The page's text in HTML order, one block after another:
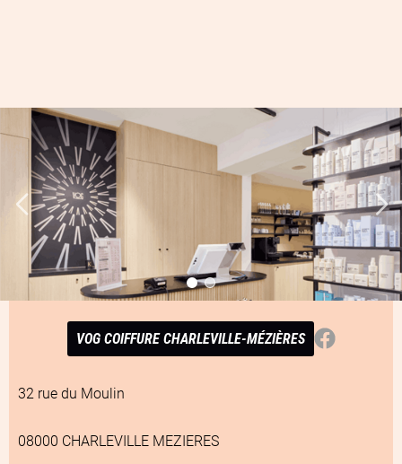
VOG COIFFURE CHARLEVILLE-MÉZIÈRES Facebook
32 rue du Moulin
08000 CHARLEVILLE MEZIERES